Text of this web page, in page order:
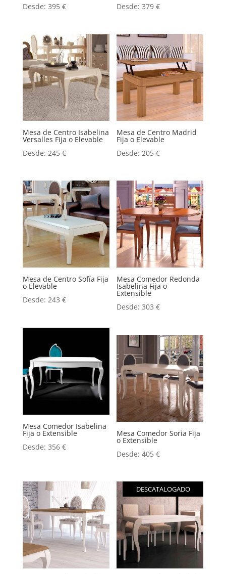
Desde: 395 €
Desde:379€
Mesa de Centro Isabelina
Versalles Fija o Elevable
Desde: 245 €
Mesa de Centro Madrid
Fija o Elevable
Desde:205€
Mesa de Centro Sofía Fija
o Elevable
Desde: 243 €
Mesa Comedor Redonda
Isabelina Fija o
Extensible
Desde:303€
Mesa Comedor Isabelina
Fija o Extensible
Desde: 356 €
Mesa Comedor Soria Fija
o Extensible
Desde:405€
DESCATALOGADO